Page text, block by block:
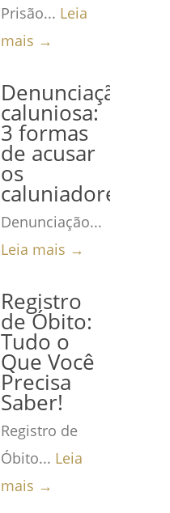
Prisão... Leia
mais →
Denunciação
caluniosa:
3 formas
de acusar
os
caluniadores
Denunciação...
Leia mais →
Registro
de Óbito:
Tudo o
Que Você
Precisa
Saber!
Registro de
Óbito... Leia
mais →